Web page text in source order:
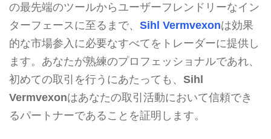
の最先端のツールからユーザーフレンドリーなイン
ターフェースに至るまで、 Sihl Vermvexonは効果
的な市場参入に必要なすべてをトレーダーに提供し
ます。あなたが熟練のプロフェッショナルであれ、
初めての取引を行うにあたっても、 Sihl
Vermvexonはあなたの取引活動において信頼でき
るパートナーであることを証明します。